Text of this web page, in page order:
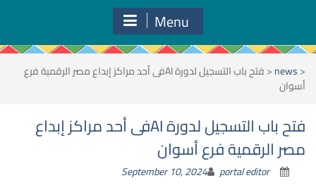
Menu
<
news
<
فتح باب التسجيل لدورة AIفى أحد مراكز إبداع مصر الرقمية فرع
أسوان
فتح باب التسجيل لدورة AIفى أحد مراكز إبداع
مصر الرقمية فرع أسوان
September 10, 2024 portal editor